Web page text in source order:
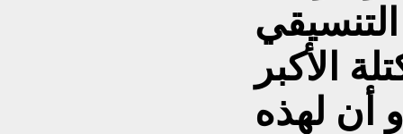
الأكبر
أن لهذه